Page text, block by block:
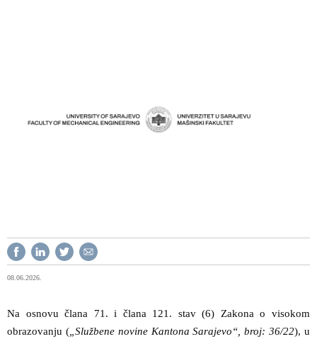
08.06.2026.
Na osnovu člana 71. i člana 121. stav (6) Zakona o visokom
obrazovanju („Službene novine Kantona Sarajevo“, broj: 36/22), u